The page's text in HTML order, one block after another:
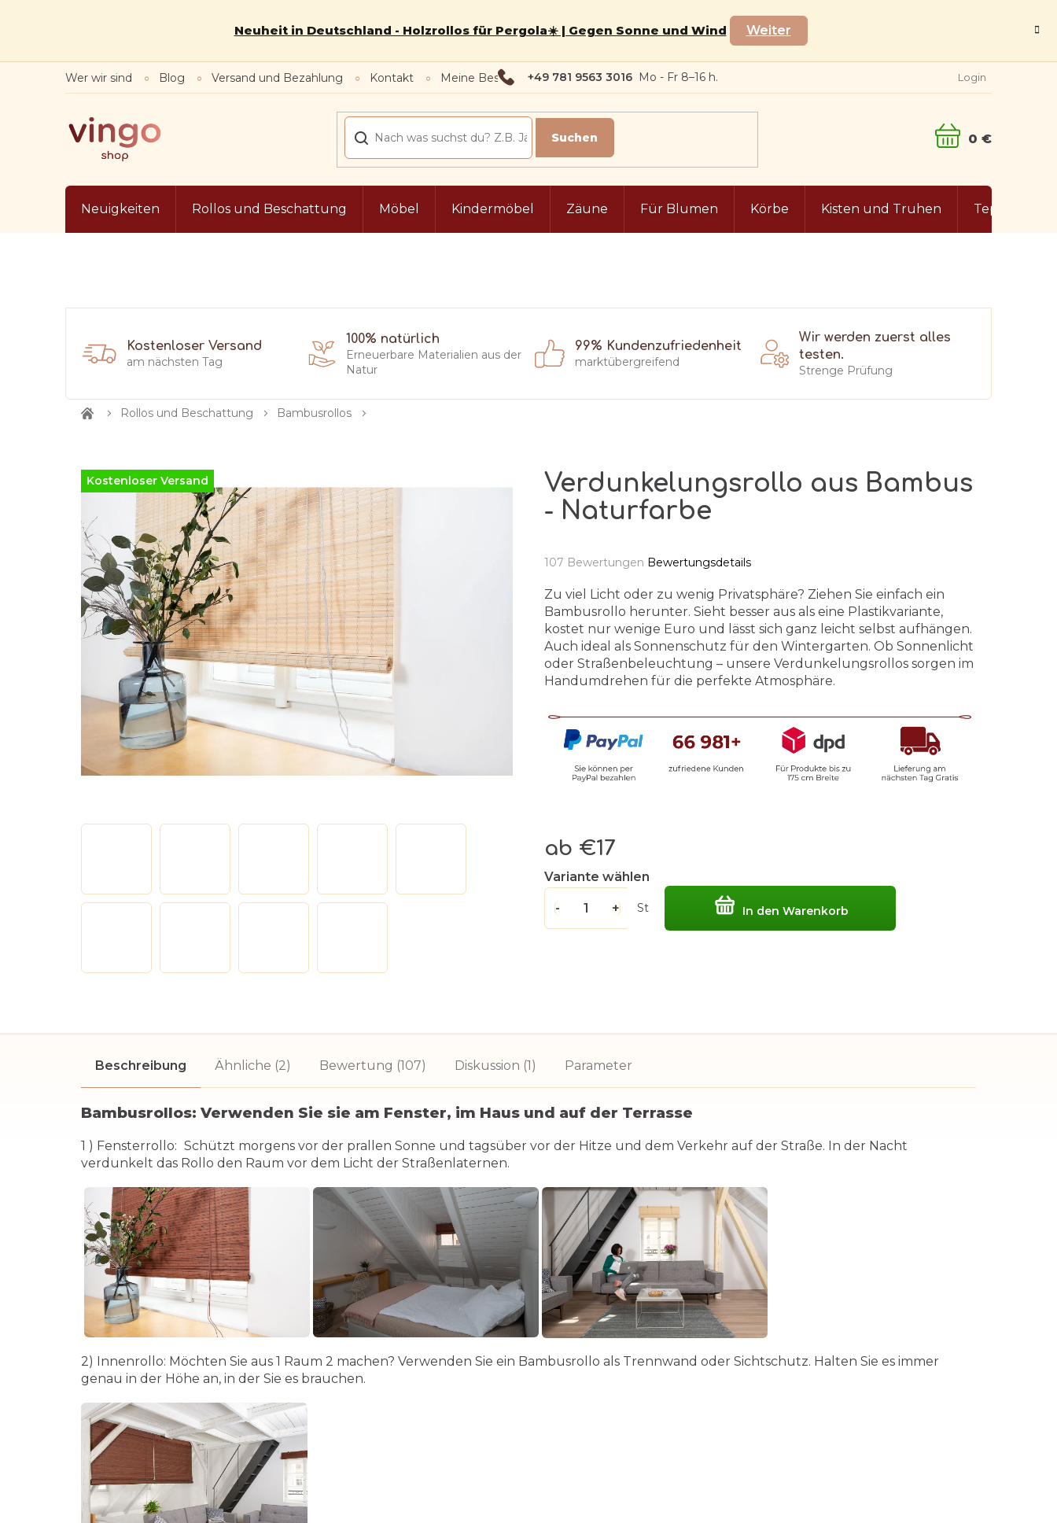
Neuheit in Deutschland - Holzrollos für Pergola☀️ | Gegen Sonne und Wind Weiter
+49 781 9563 3016
Wer wir sind Blog Versand und Bezahlung Kontakt Meine Bestellung Login
WARENKORB
Neuigkeiten Rollos und Beschattung Möbel Kindermöbel Zäune Für Blumen Körbe Kisten und Truhen Teppiche
Kostenloser Versand
am nächsten Tag
100% natürlich
Erneuerbare Materialien aus der
Natur
99% Kundenzufriedenheit
marktübergreifend
Wir werden zuerst alles
testen.
Strenge Prüfung
Startseite
Rollos und Beschattung Bambusrollos
Kostenloser Versand
ab €17
Variante wählen
In den Warenkorb
St
Zu viel Licht oder zu wenig Privatsphäre? Ziehen Sie einfach ein
Bambusrollo herunter. Sieht besser aus als eine Plastikvariante,
kostet nur wenige Euro und lässt sich ganz leicht selbst aufhängen.
Auch ideal als Sonnenschutz für den Wintergarten. Ob Sonnenlicht
oder Straßenbeleuchtung – unsere Verdunkelungsrollos sorgen im
Handumdrehen für die perfekte Atmosphäre.
Verdunkelungsrollo aus Bambus
- Naturfarbe
Die
Produktbewertung
ist
5,0
von
5
Sternen.
107 Bewertungen Bewertungsdetails
Beschreibung Ähnliche (2) Bewertung (107) Diskussion (1) Parameter
Bambusrollos: Verwenden Sie sie am Fenster, im Haus und auf der Terrasse
1 ) Fensterrollo: Schützt morgens vor der prallen Sonne und tagsüber vor der Hitze und dem Verkehr auf der Straße. In der Nacht
verdunkelt das Rollo den Raum vor dem Licht der Straßenlaternen.
2) Innenrollo: Möchten Sie aus 1 Raum 2 machen? Verwenden Sie ein Bambusrollo als Trennwand oder Sichtschutz. Halten Sie es immer
genau in der Höhe an, in der Sie es brauchen.